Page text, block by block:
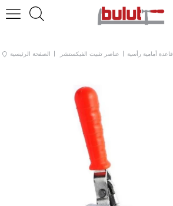
الصفحة الرئيسية عناصر تثبيت الفيكستشر قاعدة أمامية رأسية